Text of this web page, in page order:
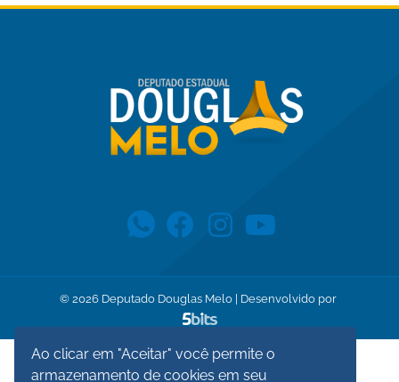
© 2026 Deputado Douglas Melo | Desenvolvido por
Ao clicar em "Aceitar" você permite o
armazenamento de cookies em seu